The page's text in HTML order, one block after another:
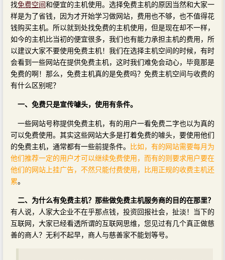
找免费空间 和便宜的主机使用。选择免费主机的原因当然和大家一
样是为了省钱，因为才开始学习做网站，费用也不够，也不值得花
钱购买主机。所以就到处找免费的主机使用，但是现在却不一样，
如今的主机比当初的便宜很多，我们也有能力承担主机的费用，所
以建议大家不要使用免费主机！我们在选择主机空间的时候，有时
会看到一些网站在提供免费主机，这时我们难免会动心，毕竟那是
免费的啊！那么，免费主机真的是免费吗？免费主机空间与收费的
有什么区别呢？
一、免费只是宣传噱头，使用有条件。
一些网站号称提供免费主机，有的用户一看免费二字也以为真的
可以免费使用。其实这些网站大多是打着免费的噱头，要使用他们
的免费主机，通常都有一些前提条件。
比如，有的网站需要每月为
他们推荐一定的用户才可以继续免费使用，而有的则要求用户要在
他们的网站上挂广告，不然只能付费使用，比用正规的收费主机还
累。
二、为什么有免费主机？那些做免费主机服务商的目的在那里？
有人说，人家大企业不在乎那点钱，投资回报社会，扯淡！当下的
互联网，大家已经看透所谓的互联网思维，您见过有几个真正做慈
善的商人？无利不起早，商人与慈善家不能划等号。